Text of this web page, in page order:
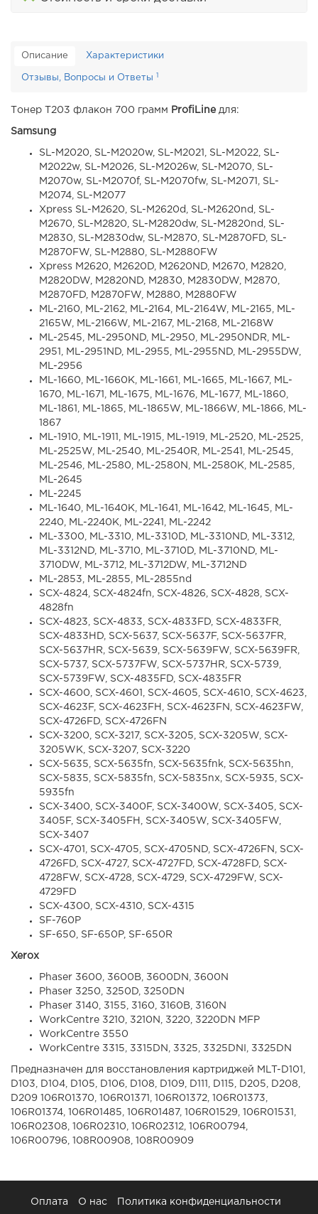
Описание Характеристики
Отзывы, Вопросы и Ответы 1
Тонер T203 флакон 700 грамм ProfiLineдля:
Samsung
SL-M2020, SL-M2020w, SL-M2021, SL-M2022, SL-
M2022w, SL-M2026, SL-M2026w, SL-M2070, SL-
M2070w, SL-M2070f, SL-M2070fw, SL-M2071, SL-
M2074, SL-M2077
Xpress SL-M2620, SL-M2620d, SL-M2620nd, SL-
M2670, SL-M2820, SL-M2820dw, SL-M2820nd, SL-
M2830, SL-M2830dw, SL-M2870, SL-M2870FD, SL-
M2870FW, SL-M2880, SL-M2880FW
Xpress M2620, M2620D, M2620ND, M2670, M2820,
M2820DW, M2820ND, M2830, M2830DW, M2870,
M2870FD, M2870FW, M2880, M2880FW
ML-2160, ML-2162, ML-2164, ML-2164W, ML-2165, ML-
2165W, ML-2166W, ML-2167, ML-2168, ML-2168W
ML-2545, ML-2950ND, ML-2950, ML-2950NDR, ML-
2951, ML-2951ND, ML-2955, ML-2955ND, ML-2955DW,
ML-2956
ML-1660, ML-1660K, ML-1661, ML-1665, ML-1667, ML-
1670, ML-1671, ML-1675, ML-1676, ML-1677, ML-1860,
ML-1861, ML-1865, ML-1865W, ML-1866W, ML-1866, ML-
1867
ML-1910, ML-1911, ML-1915, ML-1919, ML-2520, ML-2525,
ML-2525W, ML-2540, ML-2540R, ML-2541, ML-2545,
ML-2546, ML-2580, ML-2580N, ML-2580K, ML-2585,
ML-2645
ML-2245
ML-1640, ML-1640K, ML-1641, ML-1642, ML-1645, ML-
2240, ML-2240K, ML-2241, ML-2242
ML-3300, ML-3310, ML-3310D, ML-3310ND, ML-3312,
ML-3312ND, ML-3710, ML-3710D, ML-3710ND, ML-
3710DW, ML-3712, ML-3712DW, ML-3712ND
ML-2853, ML-2855, ML-2855nd
SCX-4824, SCX-4824fn, SCX-4826, SCX-4828, SCX-
4828fn
SCX-4823, SCX-4833, SCX-4833FD, SCX-4833FR,
SCX-4833HD, SCX-5637, SCX-5637F, SCX-5637FR,
SCX-5637HR, SCX-5639, SCX-5639FW, SCX-5639FR,
SCX-5737, SCX-5737FW, SCX-5737HR, SCX-5739,
SCX-5739FW, SCX-4835FD, SCX-4835FR
SCX-4600, SCX-4601, SCX-4605, SCX-4610, SCX-4623,
SCX-4623F, SCX-4623FH, SCX-4623FN, SCX-4623FW,
SCX-4726FD, SCX-4726FN
SCX-3200, SCX-3217, SCX-3205, SCX-3205W, SCX-
3205WK, SCX-3207, SCX-3220
SCX-5635, SCX-5635fn, SCX-5635fnk, SCX-5635hn,
SCX-5835, SCX-5835fn, SCX-5835nx, SCX-5935, SCX-
5935fn
SCX-3400, SCX-3400F, SCX-3400W, SCX-3405, SCX-
3405F, SCX-3405FH, SCX-3405W, SCX-3405FW,
SCX-3407
SCX-4701, SCX-4705, SCX-4705ND, SCX-4726FN, SCX-
4726FD, SCX-4727, SCX-4727FD, SCX-4728FD, SCX-
4728FW, SCX-4728, SCX-4729, SCX-4729FW, SCX-
4729FD
SCX-4300, SCX-4310, SCX-4315
SF-760P
SF-650, SF-650P, SF-650R
Xerox
Phaser 3600, 3600B, 3600DN, 3600N
Phaser 3250, 3250D, 3250DN
Phaser 3140, 3155, 3160, 3160B, 3160N
WorkCentre 3210, 3210N, 3220, 3220DN MFP
WorkCentre 3550
WorkCentre 3315, 3315DN, 3325, 3325DNI, 3325DN
Предназначен для восстановления картриджей MLT-D101,
D103, D104, D105, D106, D108, D109, D111, D115, D205, D208,
D209 106R01370, 106R01371, 106R01372, 106R01373,
106R01374, 106R01485, 106R01487, 106R01529, 106R01531,
106R02308, 106R02310, 106R02312, 106R00794,
106R00796, 108R00908, 108R00909
Оплата О нас Политика конфиденциальности